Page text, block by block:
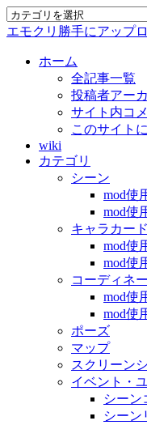
エモクリ勝手にアップ
ホーム
全記事一覧
投稿者アー
サイト内コ
このサイト
wiki
カテゴリ
シーン
mod使
mod使
キャラカード
mod使
mod使
コーディネ
mod使
mod使
ポーズ
マップ
スクリーン
イベント・
シーン
シーン